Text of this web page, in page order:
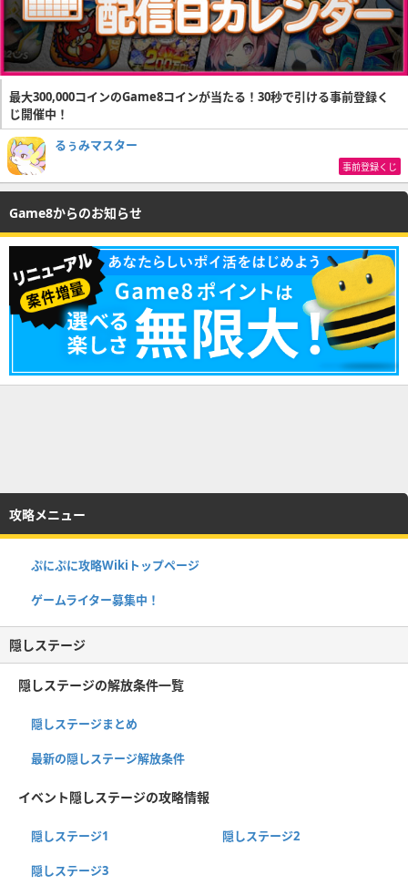
最大300,000コインのGame8コインが当たる！30秒で引ける事前登録く
じ開催中！
るぅみマスター
事前登録くじ
Game8からのお知らせ
攻略メニュー
ぷにぷに攻略Wikiトップページ
ゲームライター募集中！
隠しステージ
隠しステージの解放条件一覧
隠しステージまとめ
最新の隠しステージ解放条件
イベント隠しステージの攻略情報
隠しステージ1 隠しステージ2
隠しステージ3